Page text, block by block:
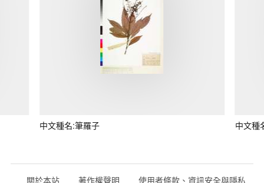
中文種名:筆羅子 中文種
關於本站 著作權聲明 使用者條款、資訊安全與隱私